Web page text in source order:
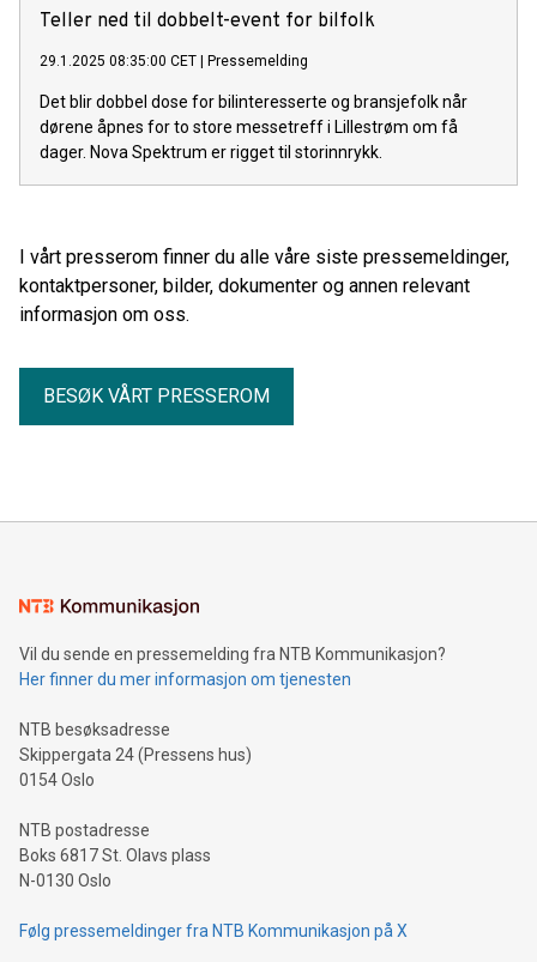
Teller ned til dobbelt-event for bilfolk
29.1.2025 08:35:00 CET Pressemelding
Det blir dobbel dose for bilinteresserte og bransjefolk når
dørene åpnes for to store messetreff i Lillestrøm om få
dager. Nova Spektrum er rigget til storinnrykk.
I vårt presserom finner du alle våre siste pressemeldinger,
kontaktpersoner, bilder, dokumenter og annen relevant
informasjon om oss.
BESØK VÅRT PRESSEROM
Vil du sende en pressemelding fra NTB Kommunikasjon?
Her finner du mer informasjon om tjenesten
NTB besøksadresse
Skippergata 24 (Pressens hus)
0154 Oslo
NTB postadresse
Boks 6817 St. Olavs plass
N-0130 Oslo
Følg pressemeldinger fra NTB Kommunikasjon på X